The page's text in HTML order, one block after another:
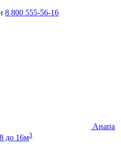
8 800 555-56-16
Анапа
до 16м3